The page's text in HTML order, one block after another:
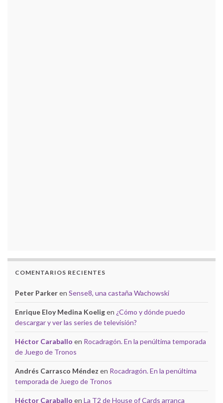
COMENTARIOS RECIENTES
Peter Parkeren Sense8, una castaña Wachowski
Enrique Eloy Medina Koeligen ¿Cómo y dónde puedo
descargar y ver las series de televisión?
Héctor Caraballo en Rocadragón. En la penúltima temporada
de Juego de Tronos
Andrés Carrasco Méndez en Rocadragón. En la penúltima
temporada de Juego de Tronos
Héctor Caraballo en La T2 de House of Cards arranca